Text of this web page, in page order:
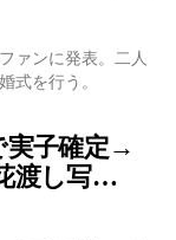
ァンに発表。二人
式を行う。
実子確定→
渡し写